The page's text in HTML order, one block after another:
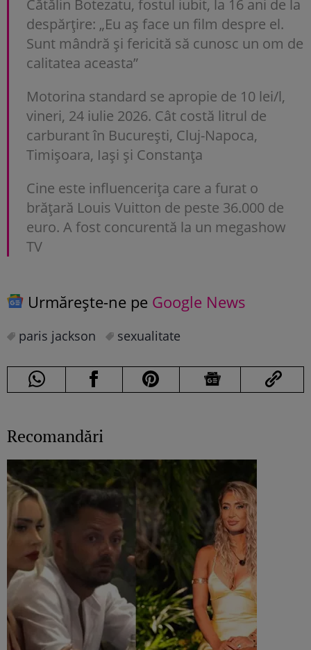
Cătălin Botezatu, fostul iubit, la 16 ani de la
despărțire: „Eu aș face un film despre el.
Sunt mândră și fericită să cunosc un om de
calitatea aceasta”
Motorina standard se apropie de 10 lei/l,
vineri, 24 iulie 2026. Cât costă litrul de
carburant în București, Cluj-Napoca,
Timișoara, Iași și Constanța
Cine este influencerița care a furat o
brățară Louis Vuitton de peste 36.000 de
euro. A fost concurentă la un megashow
TV
Urmărește-ne pe Google News
paris jackson sexualitate
Recomandări